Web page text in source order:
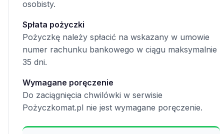
osobisty.
Spłata pożyczki
Pożyczkę należy spłacić na wskazany w umowie
numer rachunku bankowego w ciągu maksymalnie
35 dni.
Wymagane poręczenie
Do zaciągnięcia chwilówki w serwisie
Pożyczkomat.pl nie jest wymagane poręczenie.